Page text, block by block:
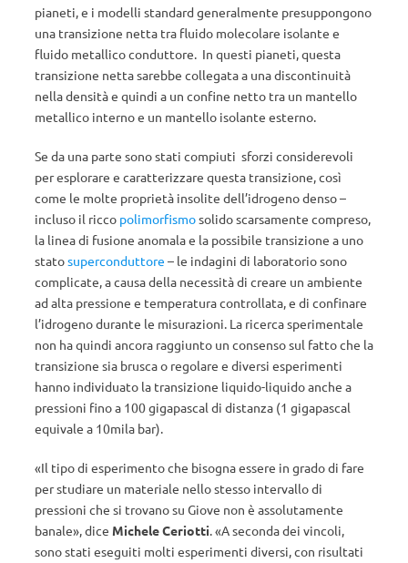
pianeti, e i modelli standard generalmente presuppongono
una transizione netta tra fluido molecolare isolante e
fluido metallico conduttore. In questi pianeti, questa
transizione netta sarebbe collegata a una discontinuità
nella densità e quindi a un confine netto tra un mantello
metallico interno e un mantello isolante esterno.
Se da una parte sono stati compiuti sforzi considerevoli
per esplorare e caratterizzare questa transizione, così
come le molte proprietà insolite dell’idrogeno denso –
incluso il ricco polimorfismosolido scarsamente compreso,
la linea di fusione anomala e la possibile transizione a uno
statosuperconduttore – le indagini di laboratorio sono
complicate, a causa della necessità di creare un ambiente
ad alta pressione e temperatura controllata, e di confinare
l’idrogeno durante le misurazioni. La ricerca sperimentale
non ha quindi ancora raggiunto un consenso sul fatto che la
transizione sia brusca o regolare e diversi esperimenti
hanno individuato la transizione liquido-liquido anche a
pressioni fino a 100 gigapascal di distanza (1 gigapascal
equivale a 10mila bar).
«Il tipo di esperimento che bisogna essere in grado di fare
per studiare un materiale nello stesso intervallo di
pressioni che si trovano su Giove non è assolutamente
banale», dice MicheleCeriotti. «A seconda dei vincoli,
sono stati eseguiti molti esperimenti diversi, con risultati